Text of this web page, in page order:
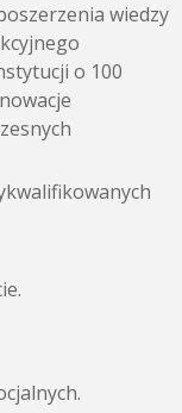
wiedzy
o 100